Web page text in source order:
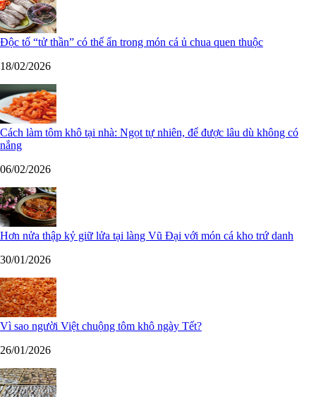
Độc tố “tử thần” có thể ẩn trong món cá ủ chua quen thuộc
18/02/2026
Cách làm tôm khô tại nhà: Ngọt tự nhiên, để được lâu dù không có
nắng
06/02/2026
Hơn nửa thập kỷ giữ lửa tại làng Vũ Đại với món cá kho trứ danh
30/01/2026
Vì sao người Việt chuộng tôm khô ngày Tết?
26/01/2026